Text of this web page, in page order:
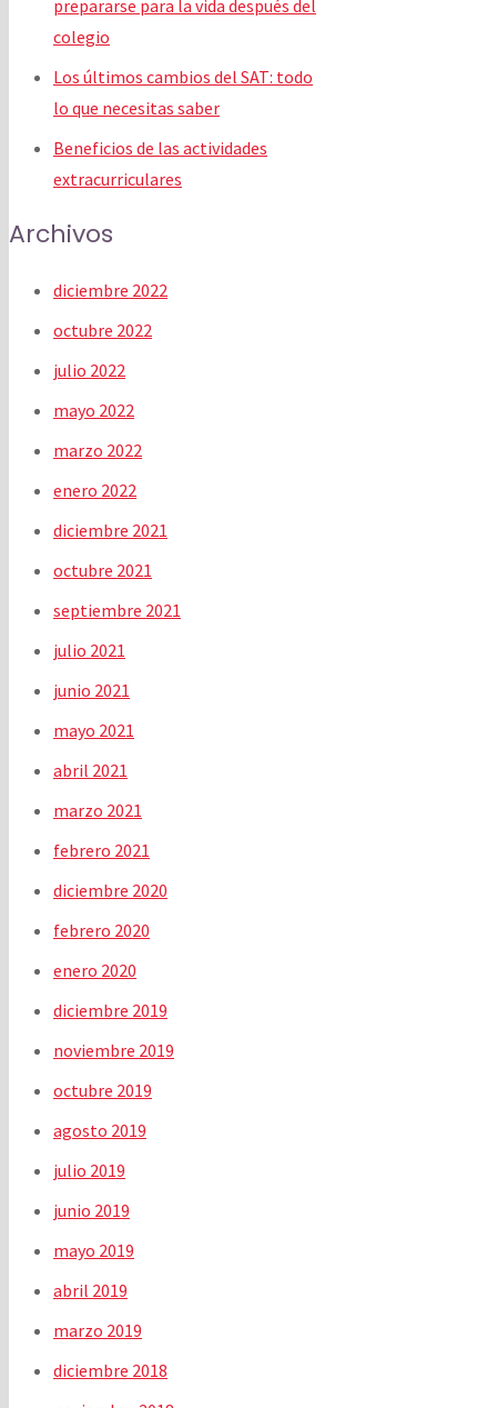
prepararse para la vida después del
colegio
Los últimos cambios del SAT: todo
lo que necesitas saber
Beneficios de las actividades
extracurriculares
Archivos
diciembre 2022
octubre 2022
julio 2022
mayo 2022
marzo 2022
enero 2022
diciembre 2021
octubre 2021
septiembre 2021
julio 2021
junio 2021
mayo 2021
abril 2021
marzo 2021
febrero 2021
diciembre 2020
febrero 2020
enero 2020
diciembre 2019
noviembre 2019
octubre 2019
agosto 2019
julio 2019
junio 2019
mayo 2019
abril 2019
marzo 2019
diciembre 2018